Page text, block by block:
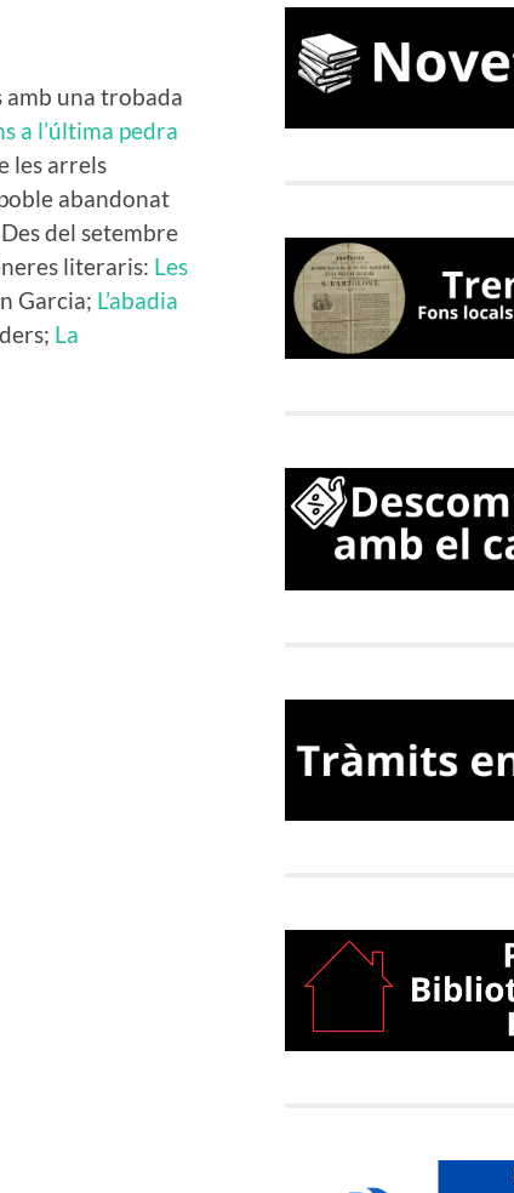
una trobada
a l’última pedra
les arrels
abandonat
del setembre
literaris: Les
Garcia; L’abadia
La